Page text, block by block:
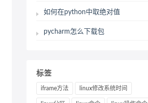
如何在python中取绝对值
pycharm怎么下载包
标签
iframe方法 linux修改系统时间